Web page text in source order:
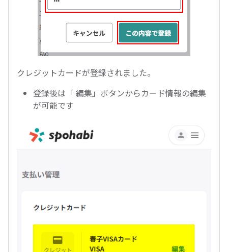
クレジットカードが登録されました。
登録後は「 編集」ボタンからカード情報の編集
が可能です